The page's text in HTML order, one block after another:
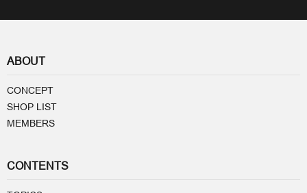
ABOUT
CONCEPT
SHOP LIST
MEMBERS
CONTENTS